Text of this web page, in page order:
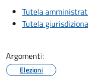
Tutela
Tutela
Argomenti:
Elezioni